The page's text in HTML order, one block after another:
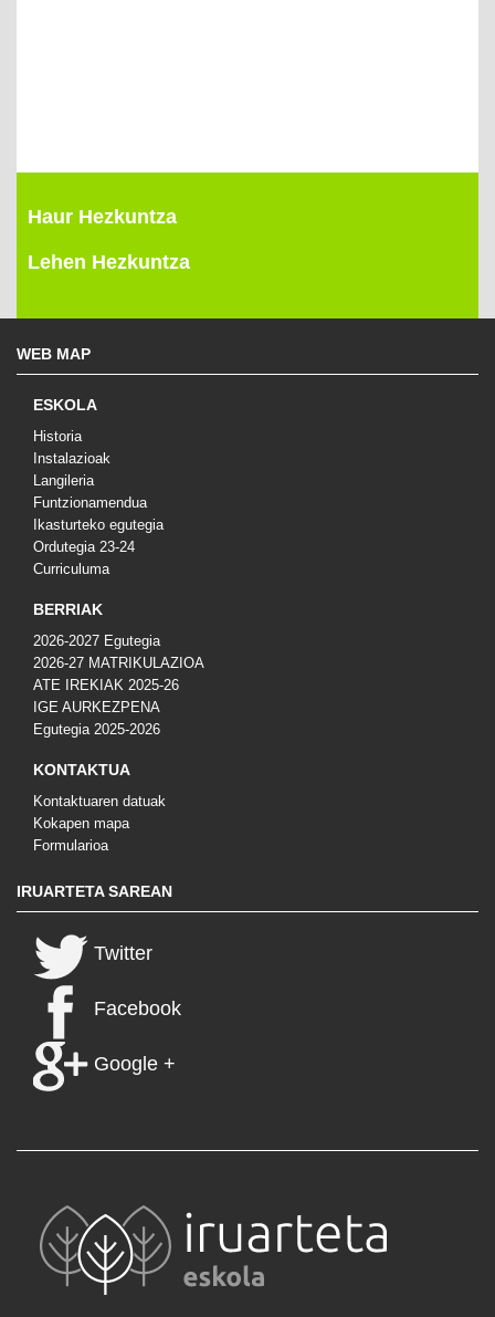
Haur Hezkuntza
Lehen Hezkuntza
WEB MAP
ESKOLA
Historia
Instalazioak
Langileria
Funtzionamendua
Ikasturteko egutegia
Ordutegia 23-24
Curriculuma
BERRIAK
2026-2027 Egutegia
2026-27 MATRIKULAZIOA
ATE IREKIAK 2025-26
IGE AURKEZPENA
Egutegia 2025-2026
KONTAKTUA
Kontaktuaren datuak
Kokapen mapa
Formularioa
IRUARTETA SAREAN
Twitter
Facebook
Google +